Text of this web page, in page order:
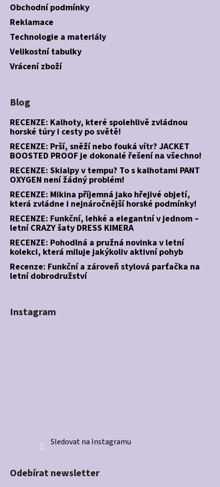
Obchodní podmínky
Reklamace
Technologie a materiály
Velikostní tabulky
Vrácení zboží
Blog
RECENZE: Kalhoty, které spolehlivě zvládnou
horské túry i cesty po světě!
RECENZE: Prší, sněží nebo fouká vítr? JACKET
BOOSTED PROOF je dokonalé řešení na všechno!
RECENZE: Skialpy v tempu? To s kalhotami PANT
OXYGEN není žádný problém!
RECENZE: Mikina příjemná jako hřejivé objetí,
která zvládne i nejnáročnější horské podmínky!
RECENZE: Funkční, lehké a elegantní v jednom –
letní CRAZY šaty DRESS KIMERA
RECENZE: Pohodlná a pružná novinka v letní
kolekci, která miluje jakýkoliv aktivní pohyb
Recenze: Funkční a zároveň stylová parťačka na
letní dobrodružství
Instagram
Sledovat na Instagramu
Odebírat newsletter